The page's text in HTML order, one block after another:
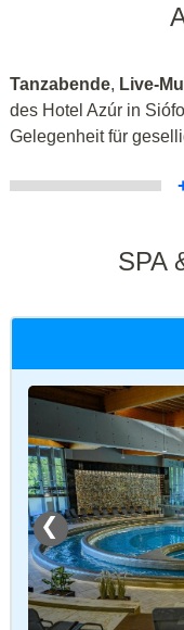
Tanzabende, Live-
des Hotel Azúr in
Gelegenheit für
SPA
❮